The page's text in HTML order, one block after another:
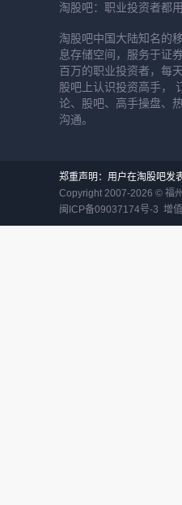
淘股吧：职业投资者都
淘股吧中国大陆知名的
息存储空间，服务于证
百万的职业投资者，每
股吧上认识投资高手，
论、股吧、高手操盘、
沟通。
郑重声明：用户在淘股吧发
Copyright 2007-2026 © 福
闽ICP备09037174号-3 增